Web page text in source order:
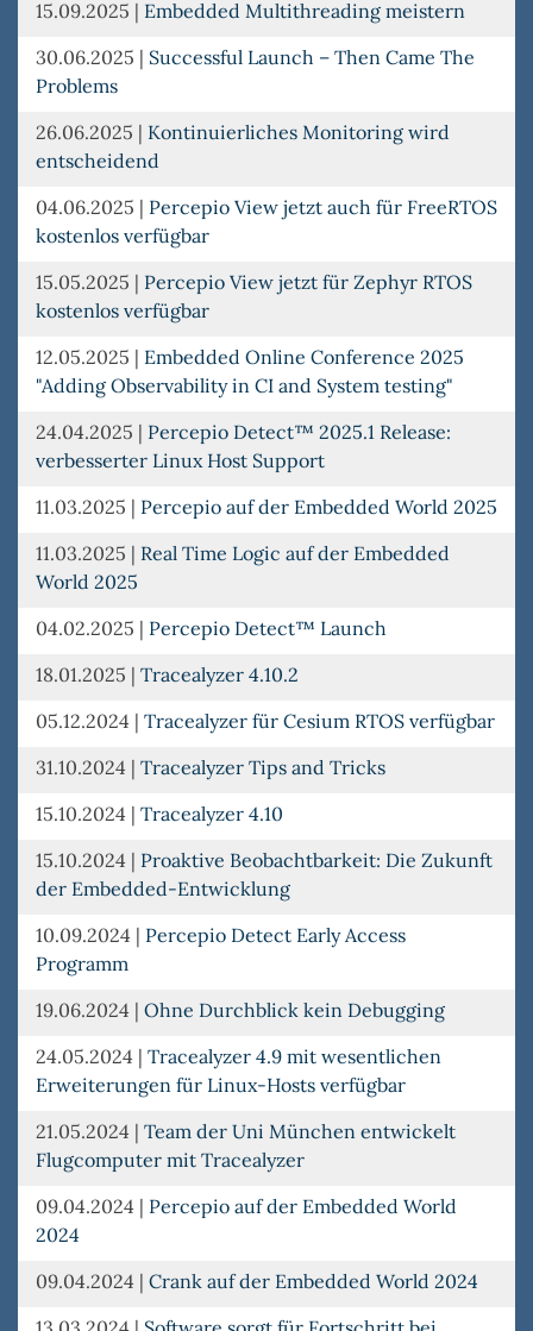
15.09.2025 | Embedded Multithreading meistern
30.06.2025 | Successful Launch – Then Came The
Problems
26.06.2025 | Kontinuierliches Monitoring wird
entscheidend
04.06.2025 | Percepio View jetzt auch für FreeRTOS
kostenlos verfügbar
15.05.2025 | Percepio View jetzt für Zephyr RTOS
kostenlos verfügbar
12.05.2025 | Embedded Online Conference 2025
"Adding Observability in CI and System testing"
24.04.2025 | Percepio Detect™ 2025.1 Release:
verbesserter Linux Host Support
11.03.2025 | Percepio auf der Embedded World 2025
11.03.2025 | Real Time Logic auf der Embedded
World 2025
04.02.2025 | Percepio Detect™ Launch
18.01.2025 | Tracealyzer 4.10.2
05.12.2024 | Tracealyzer für Cesium RTOS verfügbar
31.10.2024 | Tracealyzer Tips and Tricks
15.10.2024 | Tracealyzer 4.10
15.10.2024 | Proaktive Beobachtbarkeit: Die Zukunft
der Embedded-Entwicklung
10.09.2024 | Percepio Detect Early Access
Programm
19.06.2024 | Ohne Durchblick kein Debugging
24.05.2024 | Tracealyzer 4.9 mit wesentlichen
Erweiterungen für Linux-Hosts verfügbar
21.05.2024 | Team der Uni München entwickelt
Flugcomputer mit Tracealyzer
09.04.2024 | Percepio auf der Embedded World
2024
09.04.2024 | Crank auf der Embedded World 2024